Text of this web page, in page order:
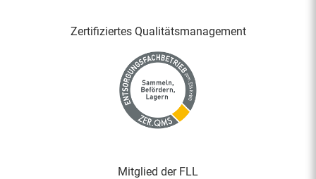
Zertifiziertes Qualitäts­management
Mitglied der FLL